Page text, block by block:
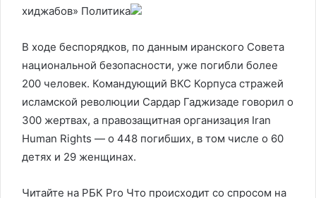
хиджабов» Политика
В ходе беспорядков, по данным иранского Совета
национальной безопасности, уже погибли более
200 человек. Командующий ВКС Корпуса стражей
исламской революции Сардар Гаджизаде говорил о
300 жертвах, а правозащитная организация Iran
Human Rights — о 448 погибших, в том числе о 60
детях и 29 женщинах.
Читайте на РБК Pro Что происходит со спросом на